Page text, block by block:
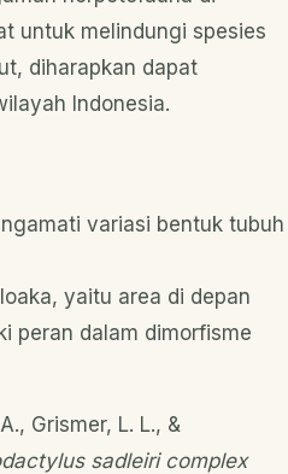
untuk melindungi spesies
diharapkan dapat
Indonesia.
variasi bentuk tubuh
yaitu area di depan
peran dalam dimorfisme
Grismer, L. L., &
sadleiri complex